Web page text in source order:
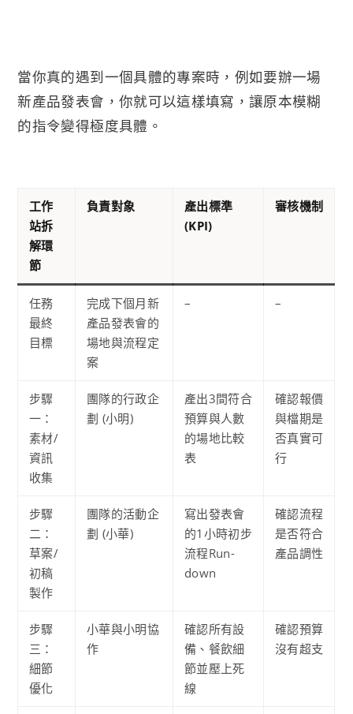
當你真的遇到一個具體的專案時，例如要辦一場
新產品發表會，你就可以這樣填寫，讓原本模糊
的指令變得極度具體。
工作
站拆
解環
節
負責對象
產出標準
(KPI)
審核機制
任務
最終
目標
完成下個月新
產品發表會的
場地與流程定
案
– –
步驟
一：
素材/
資訊
收集
團隊的行政企
劃 (小明)
產出3間符合
預算與人數
的場地比較
表
確認報價
與檔期是
否真實可
行
步驟
二：
草案/
初稿
製作
團隊的活動企
劃 (小華)
寫出發表會
的1小時初步
流程Run-
down
確認流程
是否符合
產品調性
步驟
三：
細節
優化
小華與小明協
作
確認所有設
備、餐飲細
節並壓上死
線
確認預算
沒有超支